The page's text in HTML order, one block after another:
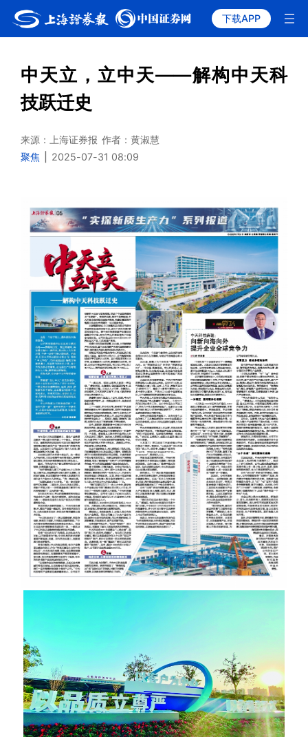
下载APP
中天立，立中天——解构中天科
技跃迁史
来源：上海证券报 作者：黄淑慧
聚焦
2025-07-31 08:09